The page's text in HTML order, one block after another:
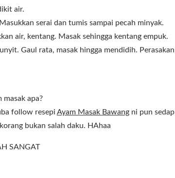
air.
serai dan tumis sampai pecah minyak.
air, kentang. Masak sehingga kentang empuk.
Gaul rata, masak hingga mendidih. Perasakan
apa?
follow resepi Ayam Masak Bawang ni pun sedap
bukan salah daku. HAhaa